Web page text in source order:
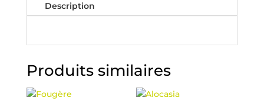
Description
Produits similaires